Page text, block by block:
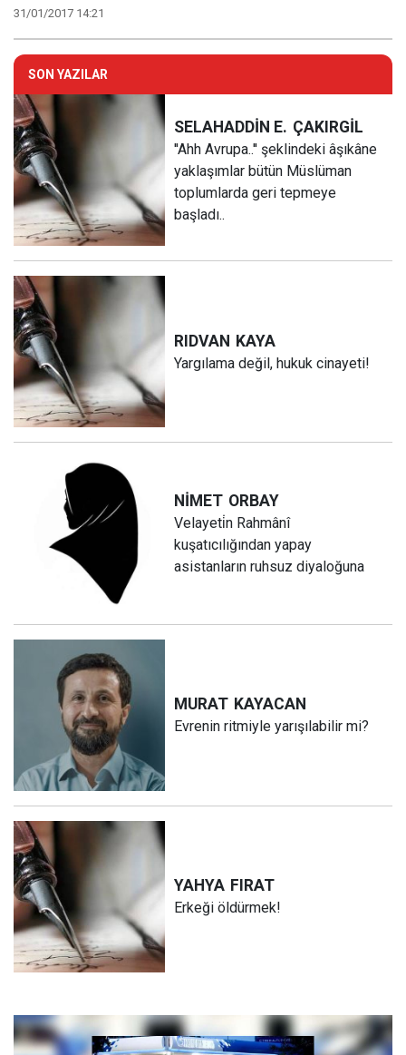
31/01/2017 14:21
SON YAZILAR
SELAHADDİN E. ÇAKIRGİL
''Ahh Avrupa..'' şeklindeki âşıkâne
yaklaşımlar bütün Müslüman
toplumlarda geri tepmeye
başladı..
RIDVAN KAYA
Yargılama değil, hukuk cinayeti!
NİMET ORBAY
Velayeti̇n Rahmânî
kuşatıcılığından yapay
asistanların ruhsuz diyaloğuna
MURAT KAYACAN
Evrenin ritmiyle yarışılabilir mi?
YAHYA FIRAT
Erkeği öldürmek!